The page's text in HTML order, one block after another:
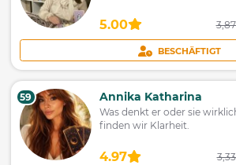
5.00
BESCHÄFTIGT
59 Annika Katharina
Was denkt er oder sie
finden wir Klarheit.
4.97